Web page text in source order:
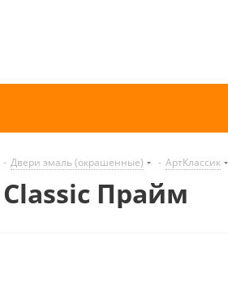
- Двери эмаль (окрашенные) - АртКлассик
Прайм